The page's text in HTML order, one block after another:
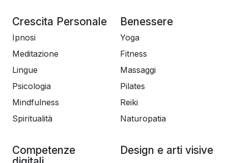
Crescita Personale
Ipnosi
Meditazione
Lingue
Psicologia
Mindfulness
Spiritualità
Benessere
Yoga
Fitness
Massaggi
Pilates
Reiki
Naturopatia
Competenze
Design e arti visive